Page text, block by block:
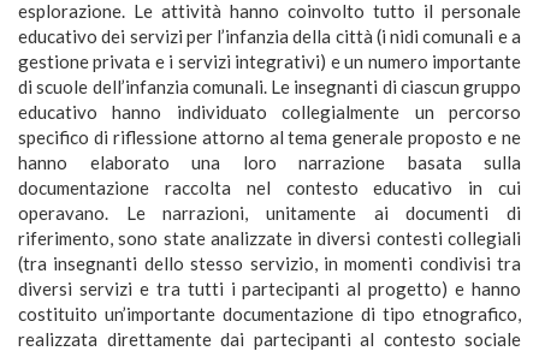
esplorazione. Le attività hanno coinvolto tutto il personale
educativo dei servizi per l’infanzia della città (i nidi comunali e a
gestione privata e i servizi integrativi) e un numero importante
di scuole dell’infanzia comunali. Le insegnanti di ciascun gruppo
educativo hanno individuato collegialmente un percorso
specifico di riflessione attorno al tema generale proposto e ne
hanno elaborato una loro narrazione basata sulla
documentazione raccolta nel contesto educativo in cui
operavano. Le narrazioni, unitamente ai documenti di
riferimento, sono state analizzate in diversi contesti collegiali
(tra insegnanti dello stesso servizio, in momenti condivisi tra
diversi servizi e tra tutti i partecipanti al progetto) e hanno
costituito un’importante documentazione di tipo etnografico,
realizzata direttamente dai partecipanti al contesto sociale